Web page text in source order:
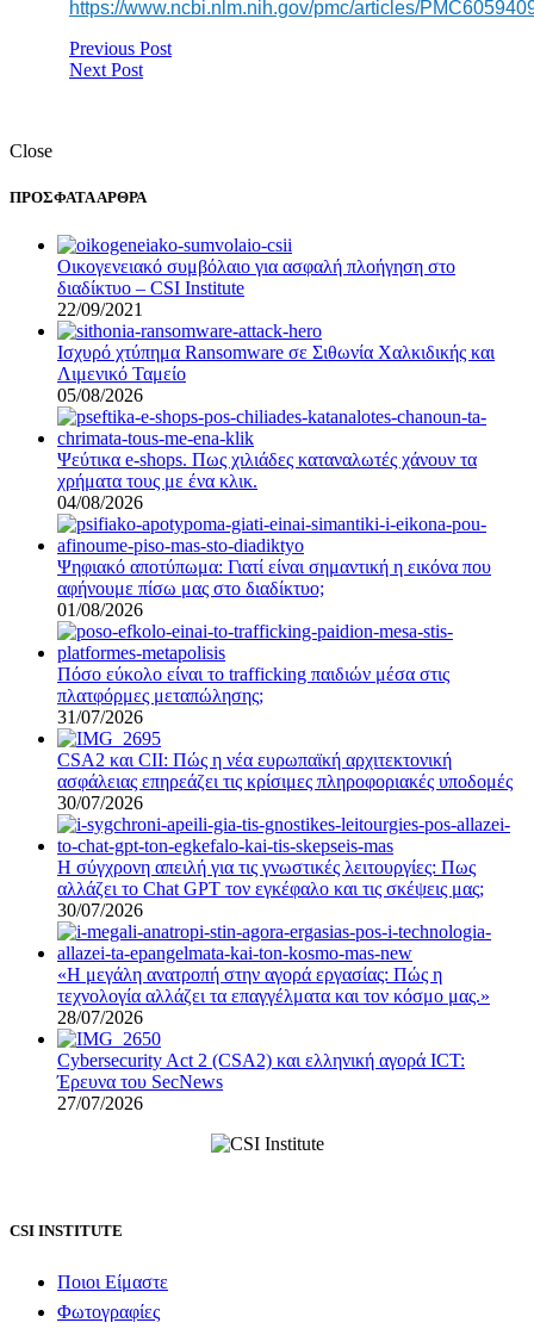
https://www.ncbi.nlm.nih.gov/pmc/articles/
Previous Post
Next Post
Close
ΠΡΟΣΦΑΤΑ ΑΡΘΡΑ
Οικογενειακό συμβόλαιο για ασφαλή πλοήγηση στο
διαδίκτυο – CSI Institute
22/09/2021
Ισχυρό χτύπημα Ransomware σε Σιθωνία Χαλκιδικής και
Λιμενικό Ταμείο
05/08/2026
Ψεύτικα e-shops. Πως χιλιάδες καταναλωτές χάνουν τα
χρήματα τους με ένα κλικ.
04/08/2026
Ψηφιακό αποτύπωμα: Γιατί είναι σημαντική η εικόνα που
αφήνουμε πίσω μας στο διαδίκτυο;
01/08/2026
Πόσο εύκολο είναι το trafficking παιδιών μέσα στις
πλατφόρμες μεταπώλησης;
31/07/2026
CSA2 και CII: Πώς η νέα ευρωπαϊκή αρχιτεκτονική
ασφάλειας επηρεάζει τις κρίσιμες πληροφοριακές υποδομές
30/07/2026
Η σύγχρονη απειλή για τις γνωστικές λειτουργίες: Πως
αλλάζει το Chat GPT τον εγκέφαλο και τις σκέψεις μας;
30/07/2026
«Η μεγάλη ανατροπή στην αγορά εργασίας: Πώς η
τεχνολογία αλλάζει τα επαγγέλματα και τον κόσμο μας.»
28/07/2026
Cybersecurity Act 2 (CSA2) και ελληνική αγορά ICT:
Έρευνα του SecNews
27/07/2026
CSI INSTITUTE
Ποιοι Είμαστε
Φωτογραφίες